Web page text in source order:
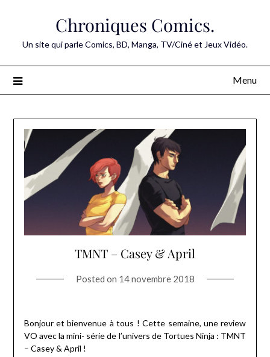
Chroniques Comics.
Un site qui parle Comics, BD, Manga, TV/Ciné et Jeux Vidéo.
Menu
TMNT – Casey & April
Posted on 14 novembre 2018
Bonjour et bienvenue à tous ! Cette semaine, une review
VO avec la mini- série de l’univers de Tortues Ninja : TMNT
– Casey & April !